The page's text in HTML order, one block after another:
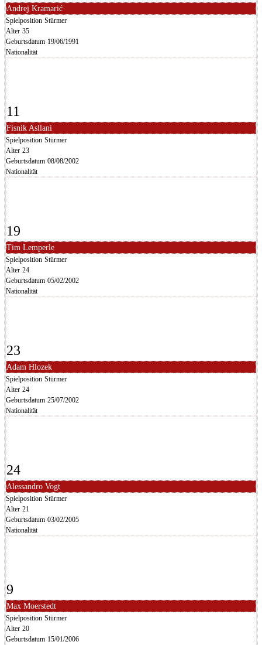
Andrej Kramarić
Spielposition Stürmer
Alter 35
Geburtsdatum 19/06/1991
Nationalität
11
Fisnik Asllani
Spielposition Stürmer
Alter 23
Geburtsdatum 08/08/2002
Nationalität
19
Tim Lemperle
Spielposition Stürmer
Alter 24
Geburtsdatum 05/02/2002
Nationalität
23
Adam Hlozek
Spielposition Stürmer
Alter 24
Geburtsdatum 25/07/2002
Nationalität
24
Alessandro Vogt
Spielposition Stürmer
Alter 21
Geburtsdatum 03/02/2005
Nationalität
9
Max Moerstedt
Spielposition Stürmer
Alter 20
Geburtsdatum 15/01/2006